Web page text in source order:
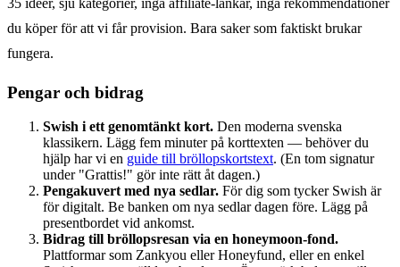
35 idéer, sju kategorier, inga affiliate-länkar, inga rekommendationer
du köper för att vi får provision. Bara saker som faktiskt brukar
fungera.
Pengar och bidrag
Swish i ett genomtänkt kort. Den moderna svenska
klassikern. Lägg fem minuter på korttexten — behöver du
hjälp har vi en guide till bröllopskorts­text. (En tom signatur
under "Grattis!" gör inte rätt åt dagen.)
Pengakuvert med nya sedlar. För dig som tycker Swish är
för digitalt. Be banken om nya sedlar dagen före. Lägg på
presentbordet vid ankomst.
Bidrag till bröllopsresan via en honeymoon-fond.
Plattformar som Zankyou eller Honeyfund, eller en enkel